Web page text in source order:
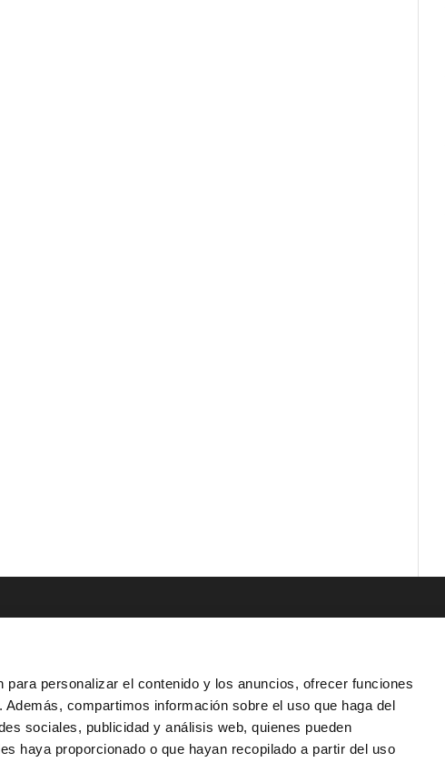
personalizar el contenido y los anuncios, ofrecer funciones
compartimos información sobre el uso que haga del
sociales, publicidad y análisis web, quienes pueden
haya proporcionado o que hayan recopilado a partir del uso
900 800 806 ^ Aviso Legal
^ Política de Privacidad